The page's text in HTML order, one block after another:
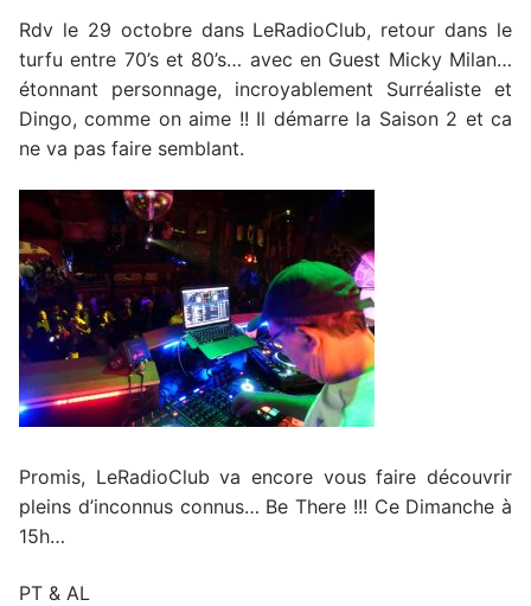
Rdv le 29 octobre dans LeRadioClub, retour dans le
turfu entre 70’s et 80’s… avec en Guest Micky Milan…
étonnant personnage, incroyablement Surréaliste et
Dingo, comme on aime !! Il démarre la Saison 2 et ca
ne va pas faire semblant.
Promis, LeRadioClub va encore vous faire découvrir
pleins d’inconnus connus… Be There !!! Ce Dimanche à
15h…
PT & AL